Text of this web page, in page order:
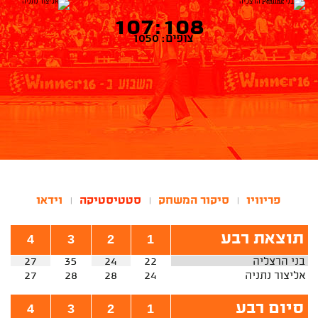
107:108
צופים: 1050
פריוויו סיקור המשחק סטטיסטיקה וידאו
תוצאת רבע 1
2
3
4
בני הרצליה 22
24
35
27
אליצור נתניה
24
28
28
27
סיום רבע 1
2
3
4